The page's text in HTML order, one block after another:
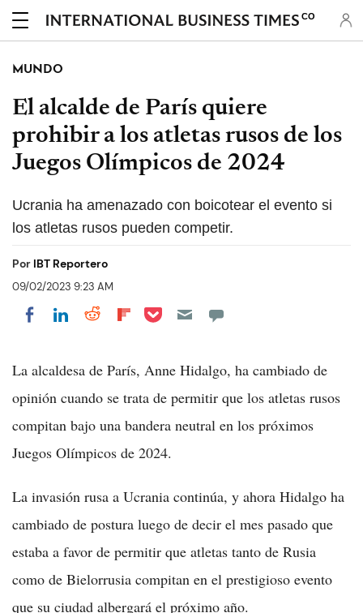
CO
MUNDO
El alcalde de París quiere
prohibir a los atletas rusos de los
Juegos Olímpicos de 2024
Ucrania ha amenazado con boicotear el evento si
los atletas rusos pueden competir.
Por IBT Reportero
09/02/2023 9:23 AM
Share on Facebook
Share on LinkedIn
Share on Reddit
Share on Flipboard
Share on Pocket
La alcaldesa de París, Anne Hidalgo, ha cambiado de
opinión cuando se trata de permitir que los atletas rusos
compitan bajo una bandera neutral en los próximos
Juegos Olímpicos de 2024.
La invasión rusa a Ucrania continúa, y ahora Hidalgo ha
cambiado de postura luego de decir el mes pasado que
estaba a favor de permitir que atletas tanto de Rusia
como de Bielorrusia compitan en el prestigioso evento
que su ciudad albergará el próximo año.